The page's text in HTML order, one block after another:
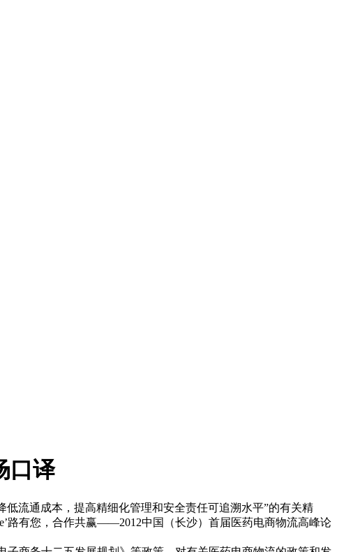
口译
流通成本，提高精细化管理和安全责任可追溯水平”的有关精
路有您，合作共赢——2012中国（长沙）首届医药电商物流高峰论